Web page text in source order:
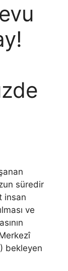
süredir
insan
ve
bekleyen